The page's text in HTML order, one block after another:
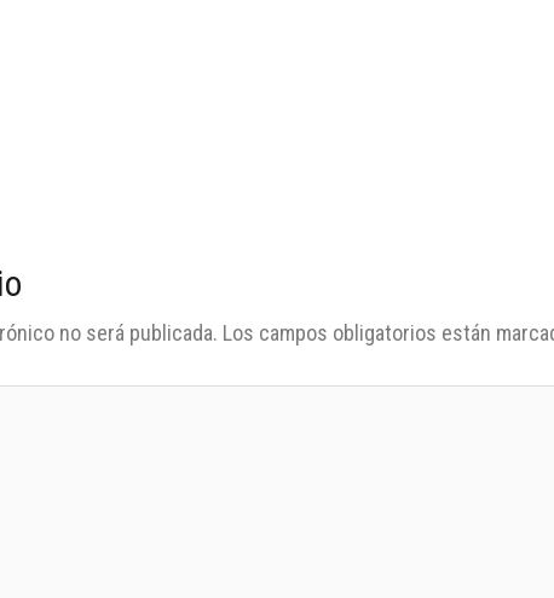
no será publicada. Los campos obligatorios están